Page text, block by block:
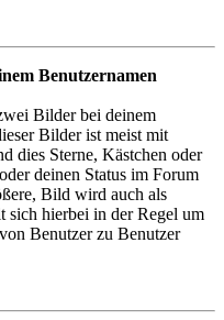
Benutzernamen
Bilder bei deinem
Bilder ist meist mit
dies Sterne, Kästchen oder
deinen Status im Forum
Bild wird auch als
sich hierbei in der Regel um
Benutzer zu Benutzer